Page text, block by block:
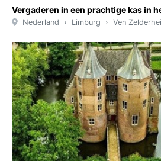
Vergaderen in een prachtige kas in
Nederland Limburg Ven